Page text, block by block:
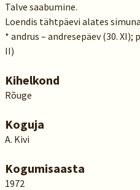
Talve saabumine.
Loendis tähtpäevi alates
* andrus – andresepäev (30.
II)
Kihelkond
Rõuge
Koguja
A. Kivi
Kogumisaasta
1972